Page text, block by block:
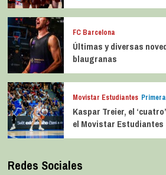
FC Barcelona
Últimas y diversas
blaugranas
Movistar Estudiantes
Kaspar Treier, el
el Movistar Estudiantes
Redes Sociales